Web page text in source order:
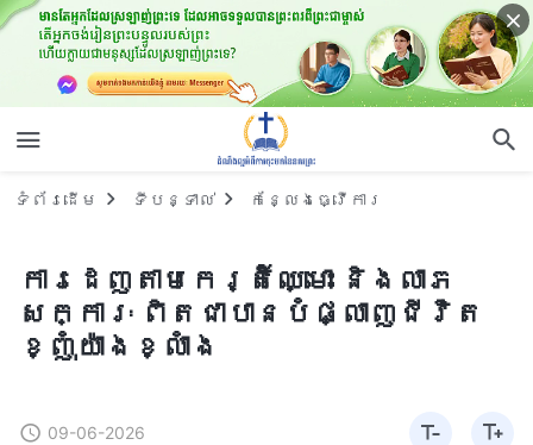
ទំព័រ​ដើម ទីបន្ទាល់ កន្លែងធ្វើការ
ការដេញតាមកេរ្តិ៍ឈ្មោះ និងលាភ
សក្ការៈ ពិតជាបានបំផ្លាញជីវិត
ខ្ញុំយ៉ាងខ្លាំង
09-06-2026